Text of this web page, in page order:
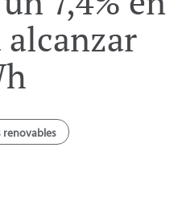
alcanzar
renovables